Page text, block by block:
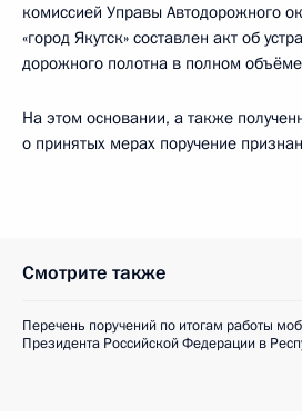
комиссией Управы Автодорожного
«город Якутск» составлен акт об
дорожного полотна в полном
На этом основании, а также
о принятых мерах поручение
Смотрите также
Перечень поручений по итогам работы
Президента Российской Федерации в